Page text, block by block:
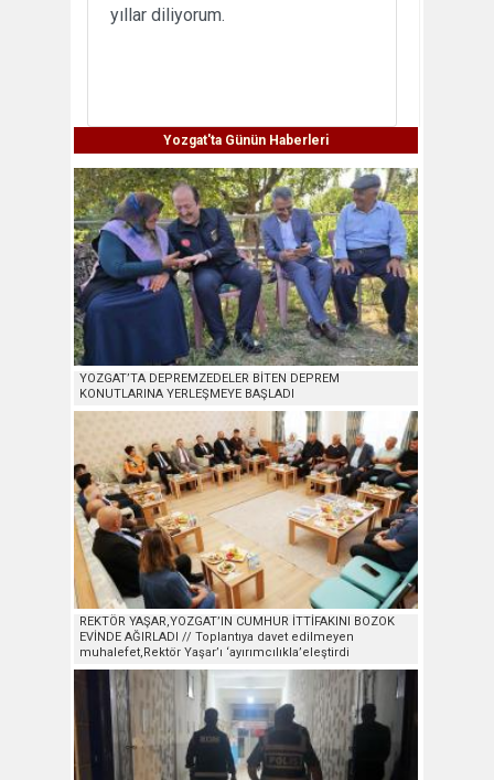
yıllar diliyorum.
Yozgat'ta Günün Haberleri
YOZGAT’TA DEPREMZEDELER BİTEN DEPREM
KONUTLARINA YERLEŞMEYE BAŞLADI
REKTÖR YAŞAR,YOZGAT’IN CUMHUR İTTİFAKINI BOZOK
EVİNDE AĞIRLADI // Toplantıya davet edilmeyen
muhalefet,Rektör Yaşar’ı ‘ayırımcılıkla’eleştirdi